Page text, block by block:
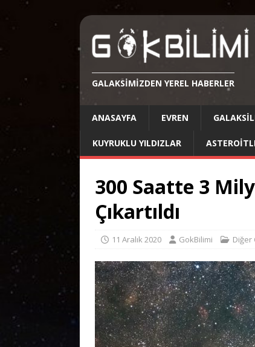
GALAKSIMIZDEN YEREL HABERLER
ANASAYFA EVREN
KUYRUKLU YILDIZLAR
300 Saatte 3
Çıkartıldı
11 Aralık 2020 GokBilimi Diğer